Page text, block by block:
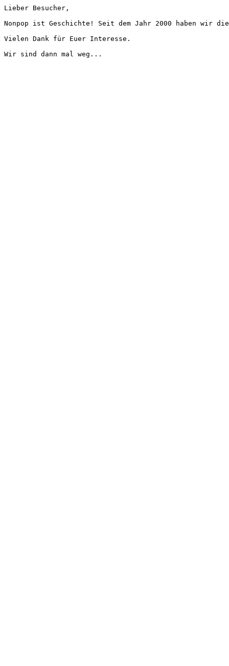
Lieber Besucher,
Nonpop ist Geschichte! Seit dem Jahr 2000 haben wir
Vielen Dank für Euer Interesse.
Wir sind dann mal weg...